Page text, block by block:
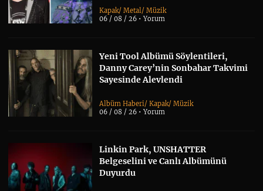
Kapak/Metal /Müzik
06 / 08 / 26 •Yorum
Yeni Tool Albümü Söylentileri,
Danny Carey’nin Sonbahar Takvimi
Sayesinde Alevlendi
Albüm Haberi/Kapak/Müzik
06 / 08 / 26 •Yorum
Linkin Park, UNSHATTER
Belgeselini ve Canlı Albümünü
Duyurdu